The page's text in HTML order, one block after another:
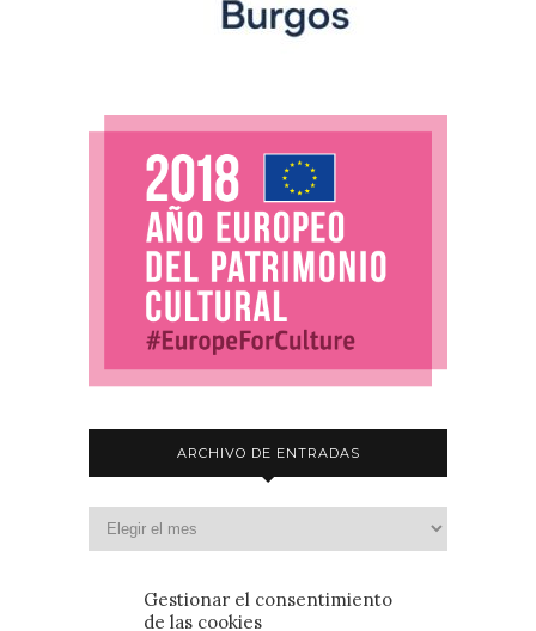
Gestionar el consentimiento
de las cookies
ARCHIVO DE ENTRADAS